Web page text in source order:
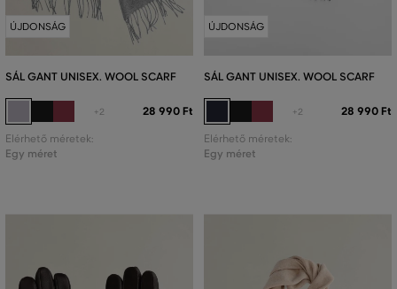
ÚJDONSÁG
SÁL GANT UNISEX. WOOL SCARF
+2 28 990 Ft
Elérhető méretek:
Egy méret
ÚJDONSÁG
SÁL GANT UNISEX. WOOL SCARF
+2 28 990 Ft
Elérhető méretek:
Egy méret